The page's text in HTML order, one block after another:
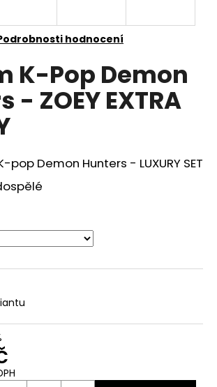
hodnocení
K-Pop Demon
- ZOEY EXTRA
pop Demon Hunters - LUXURY SET
HLEDAT